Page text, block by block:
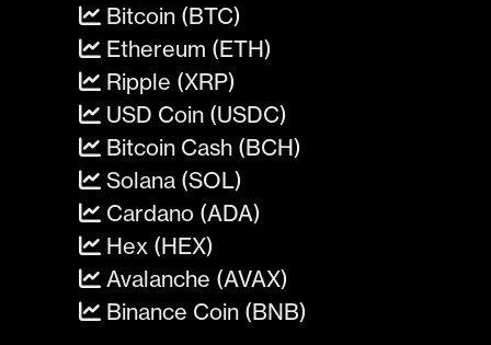
Bitcoin (BTC)
Ethereum (ETH)
Ripple (XRP)
USD Coin (USDC)
Bitcoin Cash (BCH)
Solana (SOL)
Cardano (ADA)
Hex (HEX)
Avalanche (AVAX)
Binance Coin (BNB)